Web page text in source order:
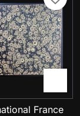
France